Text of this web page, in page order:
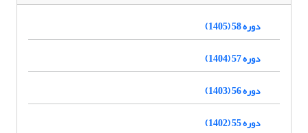
دوره 58 (1405)
دوره 57 (1404)
دوره 56 (1403)
دوره 55 (1402)